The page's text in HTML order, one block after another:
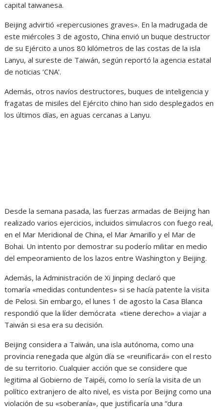
capital taiwanesa.
Beijing advirtió «repercusiones graves». En la madrugada de
este miércoles 3 de agosto, China envió un buque destructor
de su Ejército a unos 80 kilómetros de las costas de la isla
Lanyu, al sureste de Taiwán, según reportó la agencia estatal
de noticias ‘CNA’.
Además, otros navíos destructores, buques de inteligencia y
fragatas de misiles del Ejército chino han sido desplegados en
los últimos días, en aguas cercanas a Lanyu.
Desde la semana pasada, las fuerzas armadas de Beijing han
realizado varios ejercicios, incluidos simulacros con fuego real,
en el Mar Meridional de China, el Mar Amarillo y el Mar de
Bohai. Un intento por demostrar su poderío militar en medio
del empeoramiento de los lazos entre Washington y Beijing.
Además, la Administración de Xi Jinping declaró que
tomaría «medidas contundentes» si se hacía patente la visita
de Pelosi. Sin embargo, el lunes 1 de agosto la Casa Blanca
respondió que la líder demócrata «tiene derecho» a viajar a
Taiwán si esa era su decisión.
Beijing considera a Taiwán, una isla autónoma, como una
provincia renegada que algún día se «reunificará» con el resto
de su territorio. Cualquier acción que se considere que
legitima al Gobierno de Taipéi, como lo sería la visita de un
político extranjero de alto nivel, es vista por Beijing como una
violación de su «soberanía», que justificaría una “dura